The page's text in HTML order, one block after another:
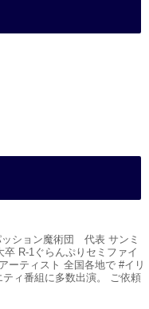
ッション魔術団 代表 サンミ
卒 R-1ぐらんぷりセミファイ
ーティスト 全国各地で #イリ
ティ番組に多数出演。 ご依頼